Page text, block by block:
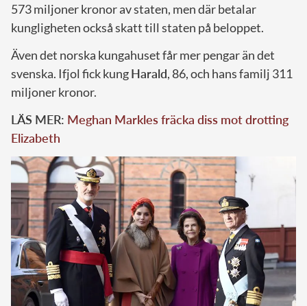
573 miljoner kronor av staten, men där betalar
kungligheten också skatt till staten på beloppet.
Även det norska kungahuset får mer pengar än det
svenska. Ifjol fick kungHarald, 86, och hans familj 311
miljoner kronor.
LÄS MER: Meghan Markles fräcka diss mot drotting
Elizabeth